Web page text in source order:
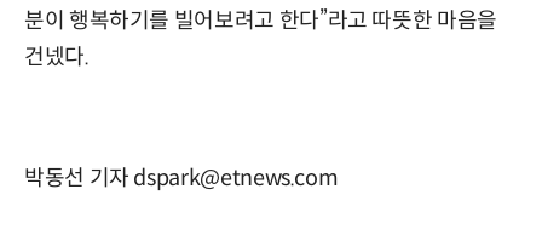
분이 행복하기를 빌어보려고 한다”라고 따뜻한 마음을
건넸다.
박동선 기자 dspark@etnews.com